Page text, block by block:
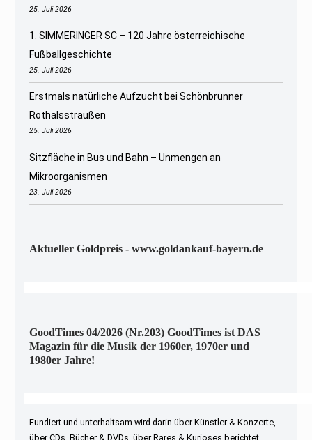
25. Juli 2026
1. SIMMERINGER SC – 120 Jahre österreichische
Fußballgeschichte
25. Juli 2026
Erstmals natürliche Aufzucht bei Schönbrunner
Rothalsstraußen
25. Juli 2026
Sitzfläche in Bus und Bahn – Unmengen an
Mikroorganismen
23. Juli 2026
Aktueller Goldpreis - www.goldankauf-bayern.de
GoodTimes 04/2026 (Nr.203) GoodTimes ist DAS
Magazin für die Musik der 1960er, 1970er und
1980er Jahre!
Fundiert und unterhaltsam wird darin über Künstler & Konzerte,
über CDs, Bücher & DVDs, über Rares & Kurioses berichtet.